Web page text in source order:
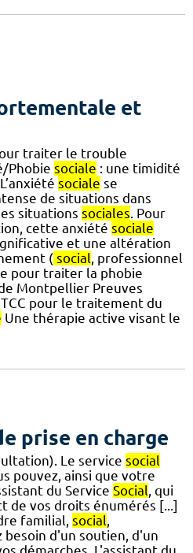
et
traiter le trouble
Phobie sociale : une timidité
sociale se
de situations dans
situations sociales . Pour
cette anxiété sociale
et une altération
( social , professionnel
pour traiter la phobie
Montpellier Preuves
pour le traitement du
Une thérapie active visant le
prise en charge
Le service social
pouvez, ainsi que votre
du Service Social, qui
de vos droits énumérés [...]
familial, social,
besoin d'un soutien, d'un